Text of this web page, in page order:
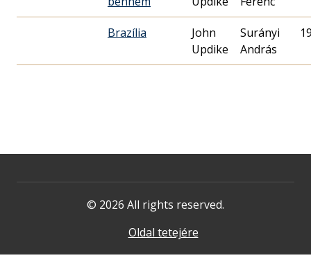
Brazília
John
Updike
Surányi
András
© 2026 All rights reserved.
Oldal tetejére